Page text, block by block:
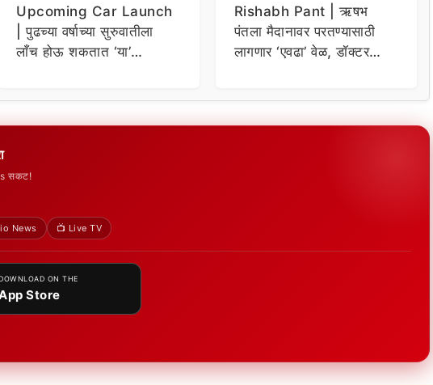
Upcoming Car Launch
| पुढच्या वर्षाच्या सुरुवातीला
लाँच होऊ शकतात ‘या’
Rishabh Pant | ऋषभ
पंतला मैदानावर परतण्यासाठी
लागणार ‘एवढा’ वेळ, डॉक्टर
सकट!
News 📺 Live TV
ON THE
Store